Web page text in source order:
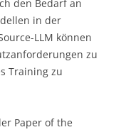
den Bedarf an
in der
LLM können
zu
Training zu
Paper of the